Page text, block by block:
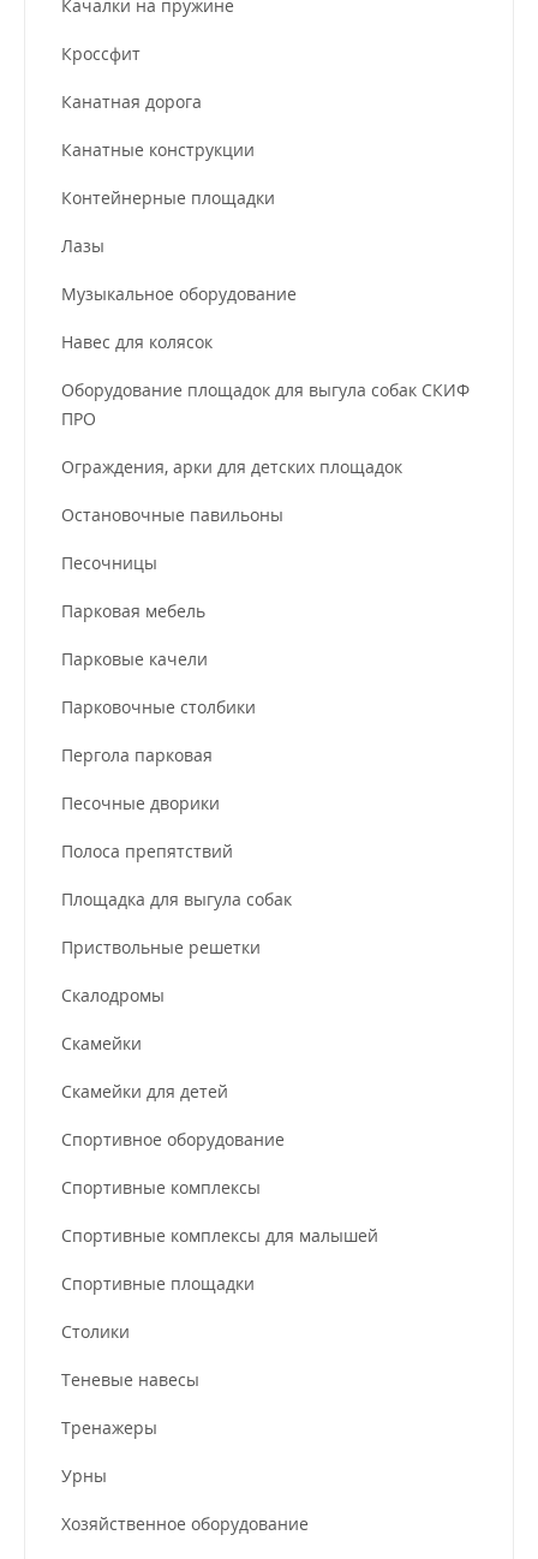
Качалки на пружине
Кроссфит
Канатная дорога
Канатные конструкции
Контейнерные площадки
Лазы
Музыкальное оборудование
Навес для колясок
Оборудование площадок для выгула собак СКИФ
ПРО
Ограждения, арки для детских площадок
Остановочные павильоны
Песочницы
Парковая мебель
Парковые качели
Парковочные столбики
Пергола парковая
Песочные дворики
Полоса препятствий
Площадка для выгула собак
Приствольные решетки
Скалодромы
Скамейки
Скамейки для детей
Спортивное оборудование
Спортивные комплексы
Спортивные комплексы для малышей
Спортивные площадки
Столики
Теневые навесы
Тренажеры
Урны
Хозяйственное оборудование